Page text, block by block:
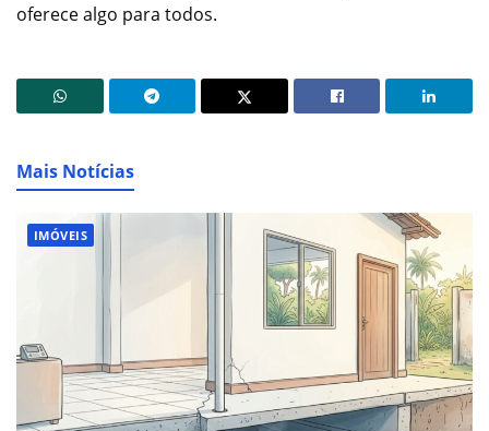
oferece algo para todos.
Mais Notícias
IMÓVEIS